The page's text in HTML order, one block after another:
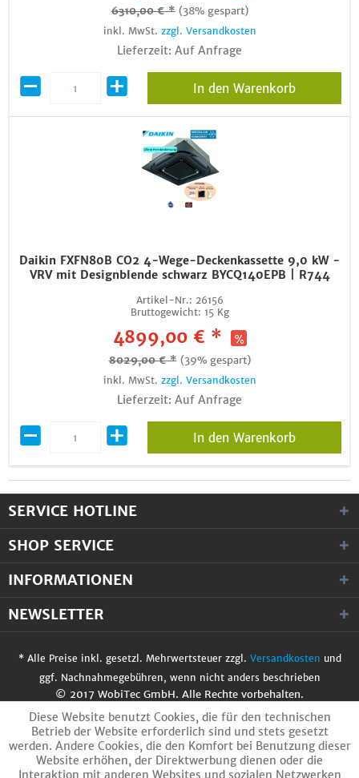
6310,00 € * (38% gespart)
inkl. MwSt. zzgl. Versandkosten
Lieferzeit: Auf Anfrage
In den Warenkorb
Daikin FXFN80B CO2 4-Wege-Deckenkassette 9,0 kW -
VRV mit Designblende schwarz BYCQ140EPB | R744
Artikel-Nr.: 26156
Bruttogewicht: 15 Kg
4899,00 € *
8029,00 € * (39% gespart)
inkl. MwSt. zzgl. Versandkosten
Lieferzeit: Auf Anfrage
In den Warenkorb
SERVICE HOTLINE
SHOP SERVICE
INFORMATIONEN
NEWSLETTER
* Alle Preise inkl. gesetzl. Mehrwertsteuer zzgl. Versandkosten und
ggf. Nachnahmegebühren, wenn nicht anders beschrieben
© 2017 WobiTec GmbH. Alle Rechte vorbehalten.
Diese Website benutzt Cookies, die für den technischen
Betrieb der Website erforderlich sind und stets gesetzt
werden. Andere Cookies, die den Komfort bei Benutzung dieser
Website erhöhen, der Direktwerbung dienen oder die
Interaktion mit anderen Websites und sozialen Netzwerken